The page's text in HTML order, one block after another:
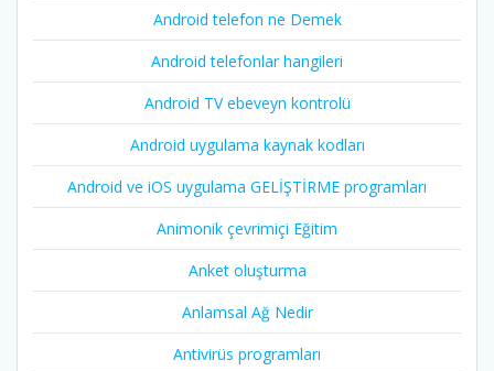
Android telefon ne Demek
Android telefonlar hangileri
Android TV ebeveyn kontrolü
Android uygulama kaynak kodları
Android ve iOS uygulama GELİŞTİRME programları
Animonik çevrimiçi Eğitim
Anket oluşturma
Anlamsal Ağ Nedir
Antivirüs programları